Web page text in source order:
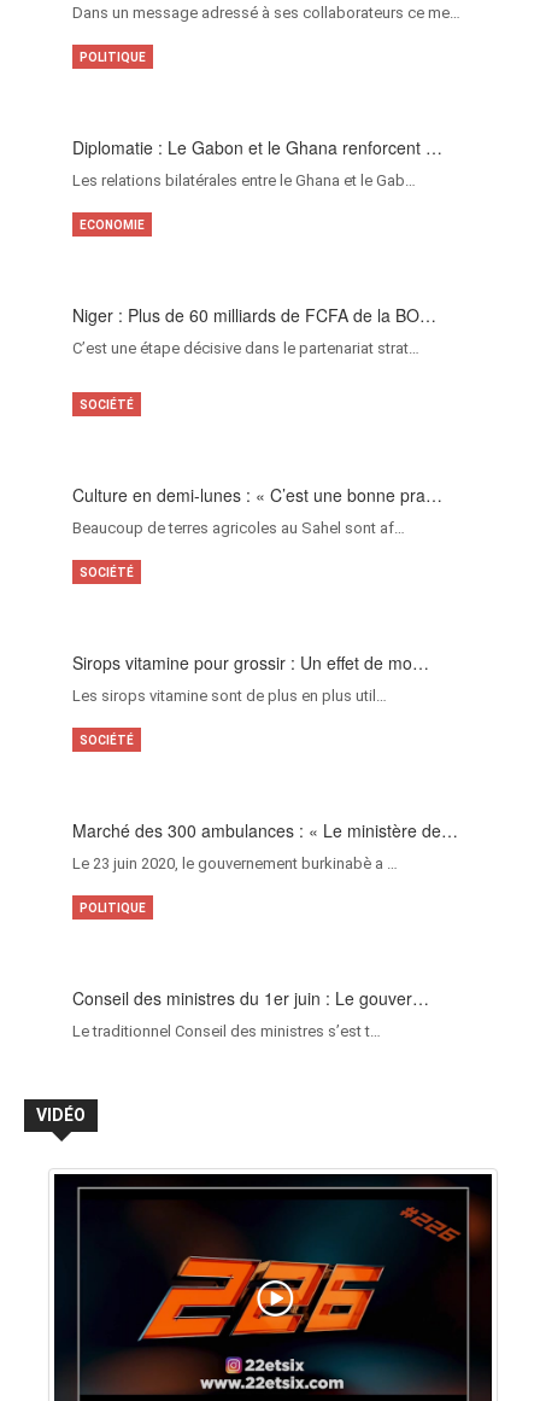
Dans un message adressé à ses collaborateurs ce me…
Diplomatie : Le Gabon et le Ghana renforcent …
Les relations bilatérales entre le Ghana et le Gab…
POLITIQUE
Niger : Plus de 60 milliards de FCFA de la BO…
C’est une étape décisive dans le partenariat strat…
ECONOMIE
Culture en demi-lunes : « C’est une bonne pra…
Beaucoup de terres agricoles au Sahel sont af…
SOCIÉTÉ
Sirops vitamine pour grossir : Un effet de mo…
Les sirops vitamine sont de plus en plus util…
SOCIÉTÉ
Marché des 300 ambulances : « Le ministère de…
Le 23 juin 2020, le gouvernement burkinabè a …
SOCIÉTÉ
Conseil des ministres du 1er juin : Le gouver…
Le traditionnel Conseil des ministres s’est t…
POLITIQUE
VIDÉO